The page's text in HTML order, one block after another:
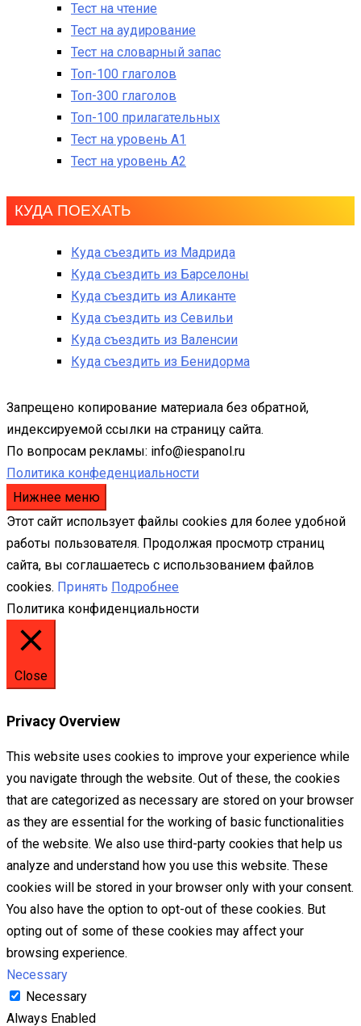
Тест на чтение
Тест на аудирование
Тест на словарный запас
Топ-100 глаголов
Топ-300 глаголов
Топ-100 прилагательных
Тест на уровень A1
Тест на уровень A2
КУДА ПОЕХАТЬ
Куда съездить из Мадрида
Куда съездить из Барселоны
Куда съездить из Аликанте
Куда съездить из Севильи
Куда съездить из Валенсии
Куда съездить из Бенидорма
Запрещено копирование материала без обратной,
индексируемой ссылки на страницу сайта.
По вопросам рекламы: info@iespanol.ru
Политика конфеденциальности
Нижнее меню
Этот сайт использует файлы cookies для более удобной
работы пользователя. Продолжая просмотр страниц
сайта, вы соглашаетесь с использованием файлов
cookies. Принять Подробнее
Политика конфиденциальности
Close
Privacy Overview
This website uses cookies to improve your experience while
you navigate through the website. Out of these, the cookies
that are categorized as necessary are stored on your browser
as they are essential for the working of basic functionalities
of the website. We also use third-party cookies that help us
analyze and understand how you use this website. These
cookies will be stored in your browser only with your consent.
You also have the option to opt-out of these cookies. But
opting out of some of these cookies may affect your
browsing experience.
Necessary
Necessary
Always Enabled